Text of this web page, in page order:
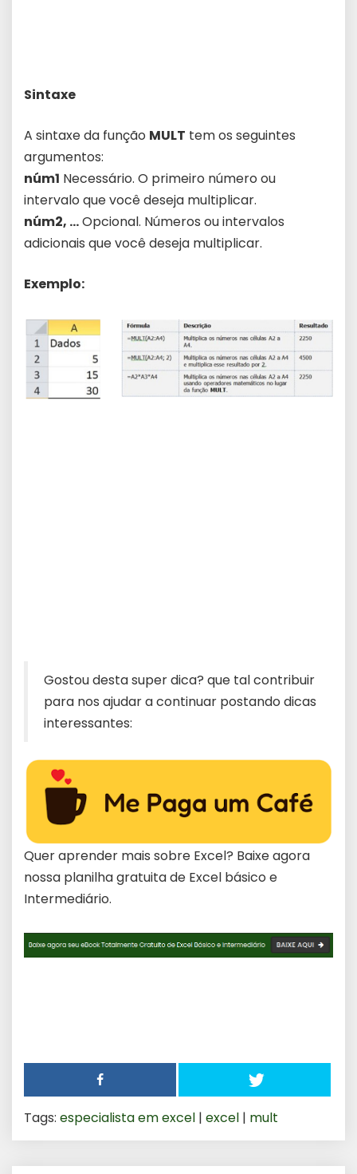
Sintaxe
A sintaxe da função MULT tem os seguintes
argumentos:
núm1 Necessário. O primeiro número ou
intervalo que você deseja multiplicar.
núm2, …Opcional. Números ou intervalos
adicionais que você deseja multiplicar.
Exemplo:
Gostou desta super dica? que tal contribuir
para nos ajudar a continuar postando dicas
interessantes:
Quer aprender mais sobre Excel? Baixe agora
nossa planilha gratuita de Excel básico e
Intermediário.
Tags: especialista em excel | excel | mult